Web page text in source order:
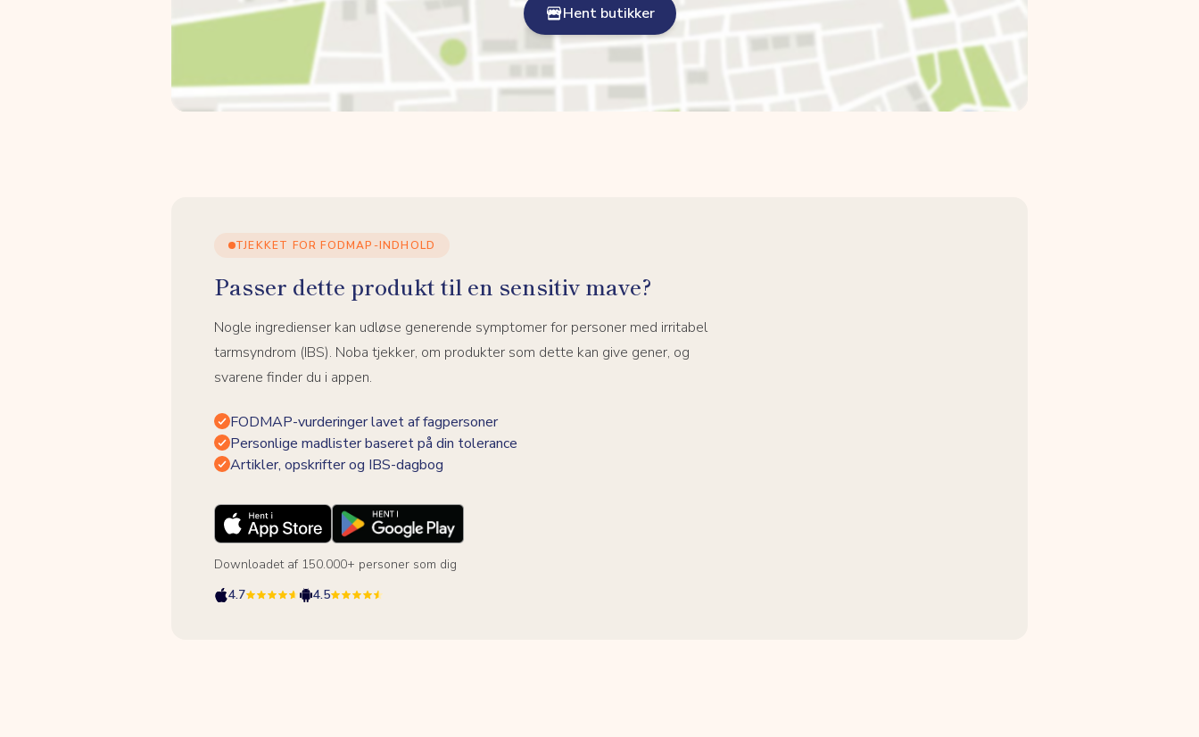
Hent butikker
TJEKKET FOR FODMAP-INDHOLD
Passer dette produkt til en sensitiv mave?
Nogle ingredienser kan udløse generende symptomer for personer med irritabel
tarmsyndrom (IBS). Noba tjekker, om produkter som dette kan give gener, og
svarene finder du i appen.
FODMAP-vurderinger lavet af fagpersoner
Personlige madlister baseret på din tolerance
Artikler, opskrifter og IBS-dagbog
Downloadet af 150.000+ personer som dig
4.7
4.5